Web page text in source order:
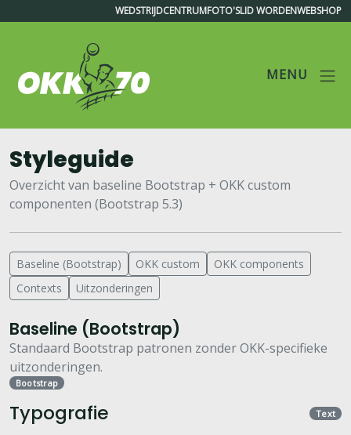
WEDSTRIJDCENTRUMFOTO'SLID WORDENWEBSHOP
OKK'70
MENU
Styleguide
Overzicht van baseline Bootstrap + OKK custom
componenten (Bootstrap 5.3)
Baseline (Bootstrap) OKK custom
OKK components
Contexts
Uitzonderingen
Baseline (Bootstrap)
Standaard Bootstrap patronen zonder OKK-specifieke
uitzonderingen.
Bootstrap
Typografie Text